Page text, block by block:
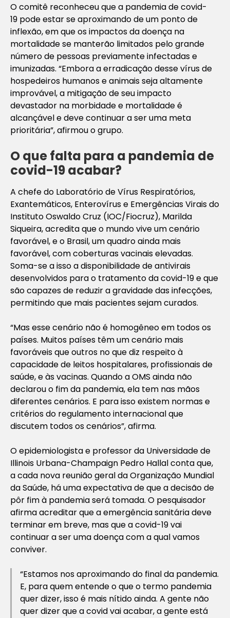
O comitê reconheceu que a pandemia de covid-
19 pode estar se aproximando de um ponto de
inflexão, em que os impactos da doença na
mortalidade se manterão limitados pelo grande
número de pessoas previamente infectadas e
imunizadas. “Embora a erradicação desse vírus de
hospedeiros humanos e animais seja altamente
improvável, a mitigação de seu impacto
devastador na morbidade e mortalidade é
alcançável e deve continuar a ser uma meta
prioritária”, afirmou o grupo.
O que falta para a pandemia de
covid-19 acabar?
A chefe do Laboratório de Vírus Respiratórios,
Exantemáticos, Enterovírus e Emergências Virais do
Instituto Oswaldo Cruz (IOC/Fiocruz), Marilda
Siqueira, acredita que o mundo vive um cenário
favorável, e o Brasil, um quadro ainda mais
favorável, com coberturas vacinais elevadas.
Soma-se a isso a disponibilidade de antivirais
desenvolvidos para o tratamento da covid-19 e que
são capazes de reduzir a gravidade das infecções,
permitindo que mais pacientes sejam curados.
“Mas esse cenário não é homogêneo em todos os
países. Muitos países têm um cenário mais
favoráveis que outros no que diz respeito à
capacidade de leitos hospitalares, profissionais de
saúde, e às vacinas. Quando a OMS ainda não
declarou o fim da pandemia, ela tem nas mãos
diferentes cenários. E para isso existem normas e
critérios do regulamento internacional que
discutem todos os cenários”, afirma.
O epidemiologista e professor da Universidade de
Illinois Urbana-Champaign Pedro Hallal conta que,
a cada nova reunião geral da Organização Mundial
da Saúde, há uma expectativa de que a decisão de
pôr fim à pandemia será tomada. O pesquisador
afirma acreditar que a emergência sanitária deve
terminar em breve, mas que a covid-19 vai
continuar a ser uma doença com a qual vamos
conviver.
“Estamos nos aproximando do final da pandemia.
E, para quem entende o que o termo pandemia
quer dizer, isso é mais nítido ainda. A gente não
quer dizer que a covid vai acabar, a gente está